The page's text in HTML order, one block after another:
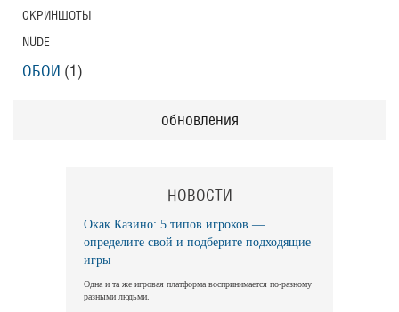
СКРИНШОТЫ
NUDE
ОБОИ (1)
обновления
НОВОСТИ
Окак Казино: 5 типов игроков —
определите свой и подберите подходящие
игры
Одна и та же игровая платформа воспринимается по-разному
разными людьми.